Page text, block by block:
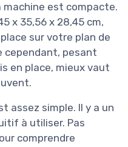
machine est compacte.
x 35,56 x 28,45 cm,
sur votre plan de
cependant, pesant
en place, mieux vaut
assez simple. Il y a un
à utiliser. Pas
comprendre